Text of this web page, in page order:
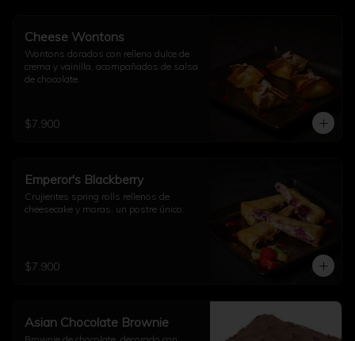
Cheese Wontons
Wontons dorados con relleno dulce de
crema y vainilla, acompañados de salsa
de chocolate.
$7.900
Emperor's Blackberry
Crujientes spring rolls rellenos de
cheesecake y moras, un postre único.
$7.900
Asian Chocolate Brownie